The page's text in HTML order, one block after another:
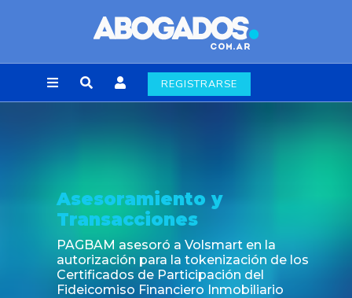
REGISTRARSE
y
a Volsmart en la
la tokenización de los
del
Inmobiliario
laborales en la